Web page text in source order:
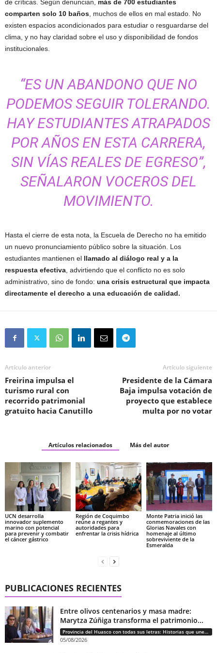
de críticas. Según denuncian, más de 700 estudiantes
comparten solo 10 baños , muchos de ellos en mal estado. No
existen espacios acondicionados para estudiar o resguardarse del
clima, y no hay claridad sobre el uso y disponibilidad de fondos
institucionales.
“ES UN ABANDONO QUE NO
PODEMOS SEGUIR TOLERANDO.
HAY ESTUDIANTES ATRAPADOS
POR AÑOS EN ESTA CARRERA,
SIN VÍAS REALES DE EGRESO”,
SEÑALARON VOCEROS DEL
MOVIMIENTO.
Hasta el cierre de esta nota, la Escuela de Derecho no ha emitido
un nuevo pronunciamiento público sobre la situación. Los
estudiantes mantienen el llamado al diálogo real y a la
respuesta efectiva , advirtiendo que el conflicto no es solo
administrativo, sino de fondo: una crisis estructural que impacta
directamente el derecho a una educación de calidad.
Artículo anterior
Freirina impulsa el
turismo rural con
recorrido patrimonial
gratuito hacia Canutillo
Artículo siguiente
Presidente de la Cámara
Baja impulsa votación de
proyecto que establece
multa por no votar
Artículos relacionados Más del autor
UCN desarrolla
innovador suplemento
marino con potencial
para prevenir y combatir
el cáncer gástrico
Región de Coquimbo
reúne a regantes y
autoridades para
enfrentar la crisis hídrica
Monte Patria inició las
conmemoraciones de las
Glorias Navales con
homenaje al último
sobreviviente de la
Esmeralda
PUBLICACIONES RECIENTES
Entre olivos centenarios y masa madre:
Marytza Zúñiga transforma el patrimonio...
Provincia del Huasco con todas sus letras: Historias que unen cultura, diversidad e identidad
05/08/2026